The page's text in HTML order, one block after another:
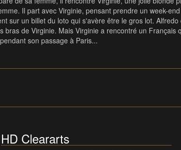
Il part avec Virginie, pensant prendre un week-
sur un billet du loto qui s'avère être le gros lot.
de Virginie. Mais Virginie a rencontré un
son passage à Paris...
HD Cleararts